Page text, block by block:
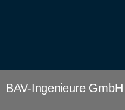
BAV-Ingenieure GmbH